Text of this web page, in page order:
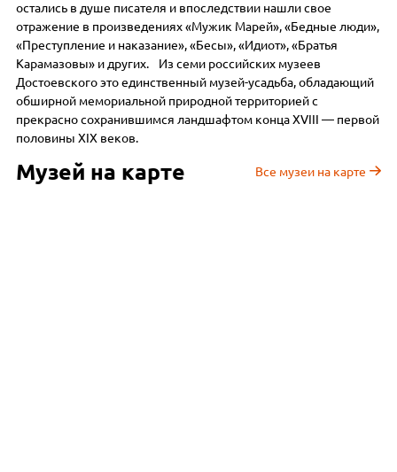
остались в душе писателя и впоследствии нашли свое
отражение в произведениях «Мужик Марей», «Бедные люди»,
«Преступление и наказание», «Бесы», «Идиот», «Братья
Карамазовы» и других. Из семи российских музеев
Достоевского это единственный музей-усадьба, обладающий
обширной мемориальной природной территорией с
прекрасно сохранившимся ландшафтом конца XVIII — первой
половины XIX веков.
Музей на карте Все музеи на карте